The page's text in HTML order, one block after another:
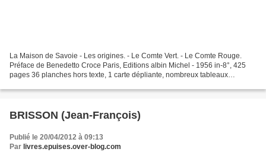
La Maison de Savoie - Les origines. - Le Comte Vert. - Le Comte Rouge.
Préface de Benedetto Croce Paris, Editions albin Michel - 1956 in-8°, 425
pages 36 planches hors texte, 1 carte dépliante, nombreux tableaux
BRISSON (Jean-François)
Publié le 20/04/2012 à 09:13
Par livres.epuises.over-blog.com